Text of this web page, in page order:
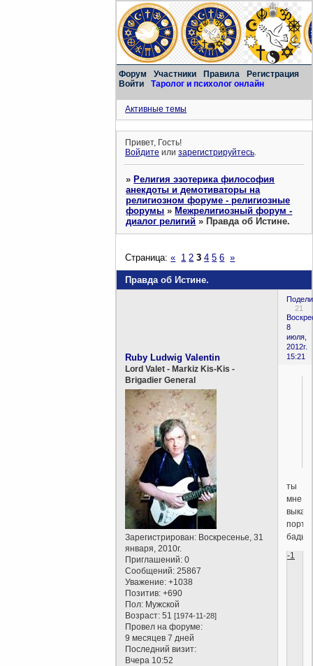
Форум Участники Правила
Регистрация
Войти
Таролог и психолог онлайн
Активные темы
Привет, Гость!
Войдите илизарегистрируйтесь.
»Религия эзотерика философия
анекдоты и демотиваторы на
религиозном форуме - религиозные
форумы »Межрелигиозный форум -
диалог религий »Правда об Истине.
Правда об Истине.
Страница:« 1 2 3 4 5 6 »
21
8
июля,
2012г.
15:21
Ruby Ludwig Valentin
Lord Valet - Markiz Kis-Kis -
Brigadier General
Зарегистрирован: Воскресенье, 31
января, 2010г.
Приглашений: 0
Сообщений: 25867
Уважение: +1038
Позитив: +690
Пол: Мужской
Возраст: 51[1974-11-28]
Провел на форуме:
9 месяцев 7 дней
Последний визит:
Вчера 10:52
ты
мне
-1